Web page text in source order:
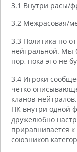
3.1 Внутри расы/
3.2 Межрасовая/
3.3 Политика по
нейтральной. Мы
пор, пока это не
3.4 Игроки
четко
кланов-
ПК внутри одной
дружелюбно
приравнивается
союзников